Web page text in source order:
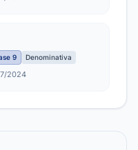
9 Denominativa
2024